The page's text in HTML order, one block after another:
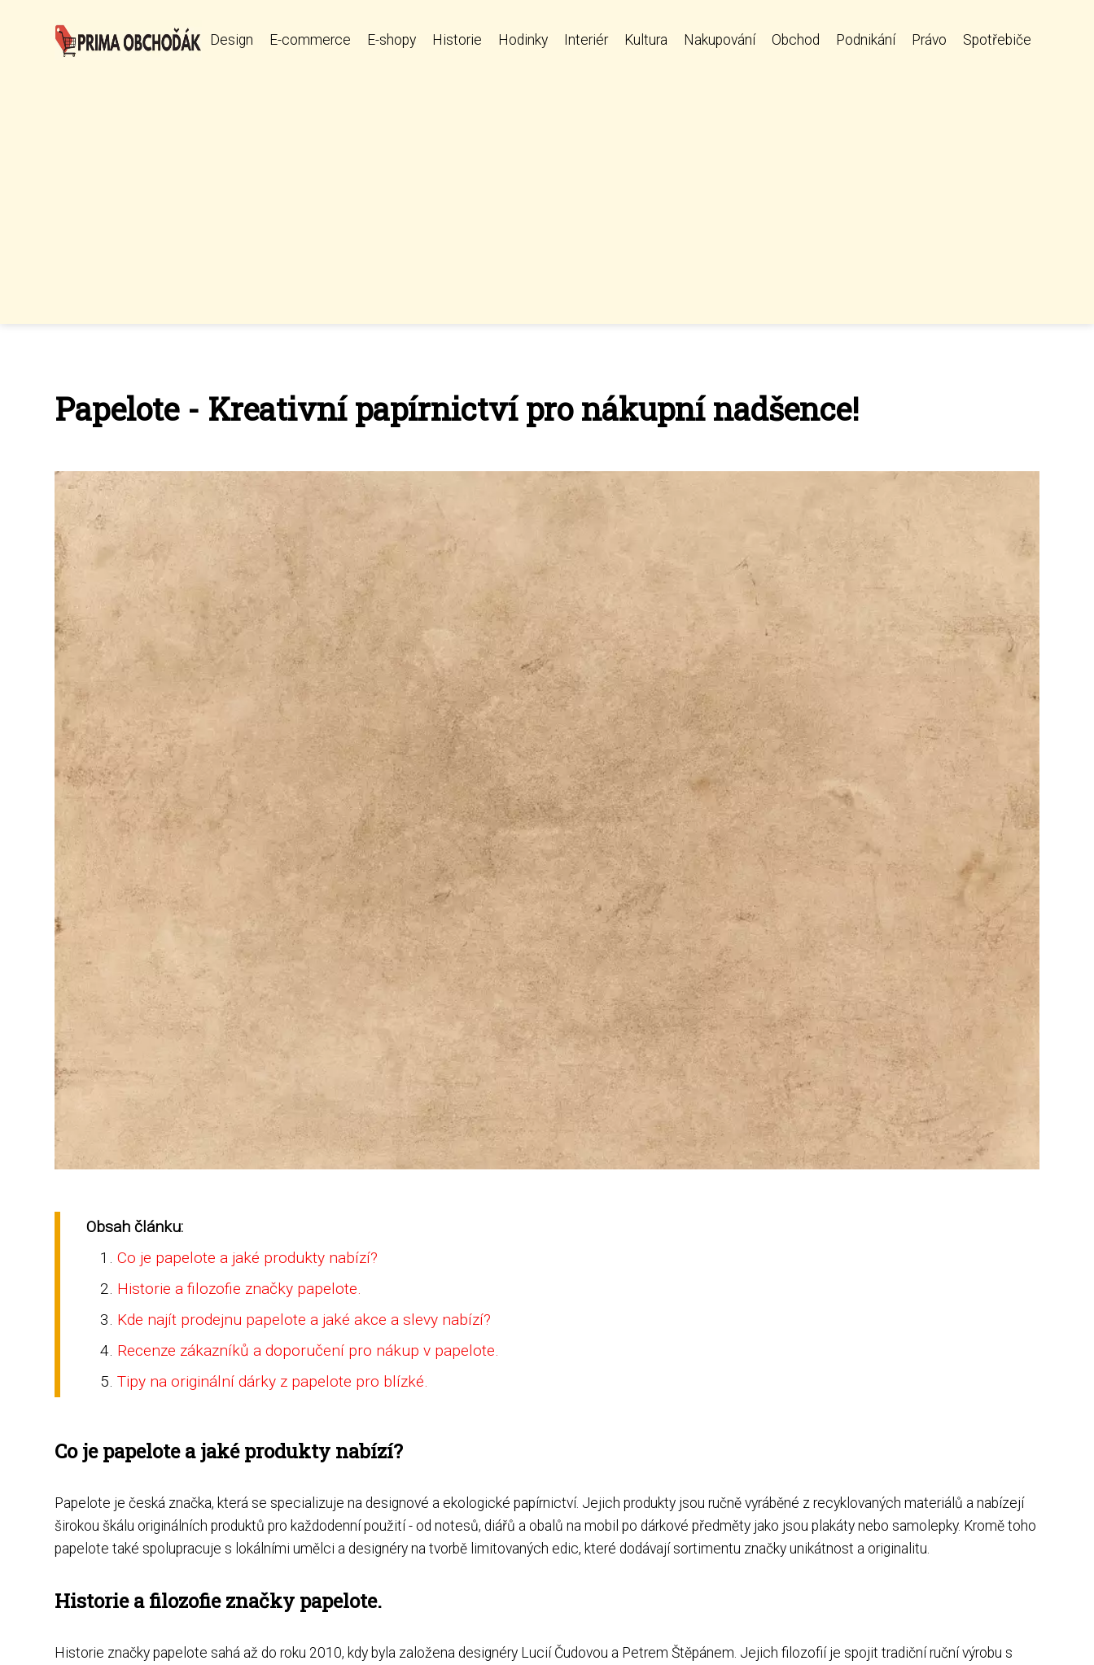
Design E-commerce E-shopy Historie Hodinky Interiér Kultura Nakupování Obchod Podnikání Právo Spotřebiče
Papelote - Kreativní papírnictví pro nákupní nadšence!
Obsah článku:
Co je papelote a jaké produkty nabízí?
Historie a filozofie značky papelote.
Kde najít prodejnu papelote a jaké akce a slevy nabízí?
Recenze zákazníků a doporučení pro nákup v papelote.
Tipy na originální dárky z papelote pro blízké.
Co je papelote a jaké produkty nabízí?
Papelote je česká značka, která se specializuje na designové a ekologické papírnictví. Jejich produkty jsou ručně vyráběné z recyklovaných materiálů a nabízejí
širokou škálu originálních produktů pro každodenní použití - od notesů, diářů a obalů na mobil po dárkové předměty jako jsou plakáty nebo samolepky. Kromě toho
papelote také spolupracuje s lokálními umělci a designéry na tvorbě limitovaných edic, které dodávají sortimentu značky unikátnost a originalitu.
Historie a filozofie značky papelote.
Historie značky papelote sahá až do roku 2010, kdy byla založena designéry Lucií Čudovou a Petrem Štěpánem. Jejich filozofií je spojit tradiční ruční výrobu s